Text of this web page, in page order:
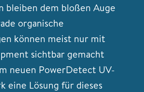
bleiben dem bloßen Auge
organische
können meist nur mit
sichtbar gemacht
neuen PowerDetect UV-
eine Lösung für dieses